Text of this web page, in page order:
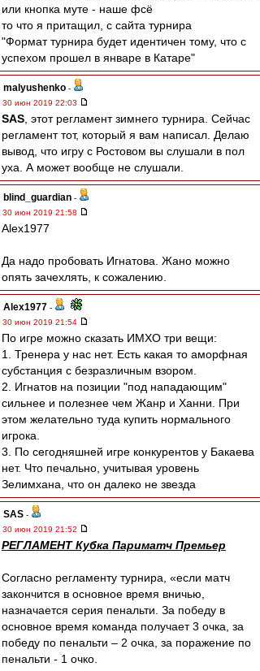
или кнопка муте - наше фсё
то что я притащил, с сайта турнира
"Формат турнира будет идентичен тому, что с
успехом прошел в январе в Катаре"
malyushenko -
30 июн 2019 22:03
SAS , этот регламент зимнего турнира. Сейчас
регламент тот, который я вам написал. Делаю
вывод, что игру с Ростовом вы слушали в пол
уха. А может вообще не слушали.
blind_guardian -
30 июн 2019 21:58
Alex1977
Да надо пробовать Игнатова. Жано можно
опять зачехлять, к сожалению.
Alex1977 -
30 июн 2019 21:54
По игре можно сказать ИМХО три вещи:
1. Тренера у нас нет. Есть какая то аморфная
субстанция с безразличным взором.
2. Игнатов на позиции "под нападающим"
сильнее и полезнее чем Жанр и Ханни. При
этом желательно туда купить нормального
игрока.
3. По сегодняшней игре конкурентов у Бакаева
нет. Что печально, учитывая уровень
Зелимхана, что он далеко не звезда
SAS -
30 июн 2019 21:52
РЕГЛАМЕНТ Кубка Париматч Премьер
Согласно регламенту турнира, «если матч
закончится в основное время вничью,
назначается серия пенальти. За победу в
основное время команда получает 3 очка, за
победу по пенальти – 2 очка, за поражение по
пенальти - 1 очко.